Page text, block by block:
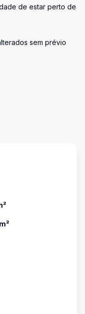
de estar perto de
sem prévio
m²